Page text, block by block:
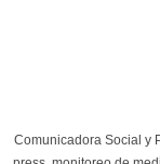
Comunicadora Social y